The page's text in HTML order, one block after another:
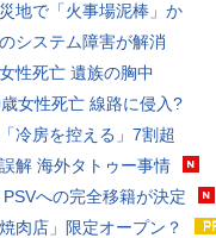
地で「火事場泥棒」か
システム障害が解消
性死亡 遺族の胸中
女性死亡 線路に侵入?
冷房を控える」7割超
解 海外タトゥー事情
への完全移籍が決定
肉店」限定オープン？